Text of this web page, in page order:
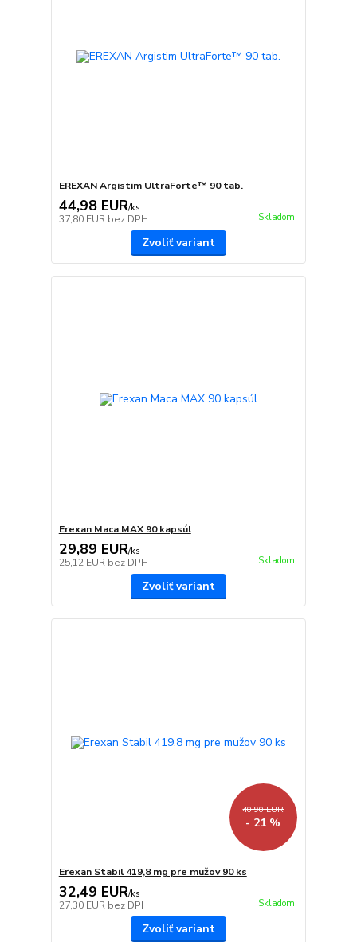
EREXAN Argistim UltraForte™ 90 tab.
44,98 EUR/ks
37,80 EUR bez DPH Skladom
Zvoliť variant
Erexan Maca MAX 90 kapsúl
29,89 EUR/ks
25,12 EUR bez DPH Skladom
Zvoliť variant
40,90 EUR
- 21 %
Erexan Stabil 419,8 mg pre mužov 90 ks
32,49 EUR/ks
27,30 EUR bez DPH Skladom
Zvoliť variant